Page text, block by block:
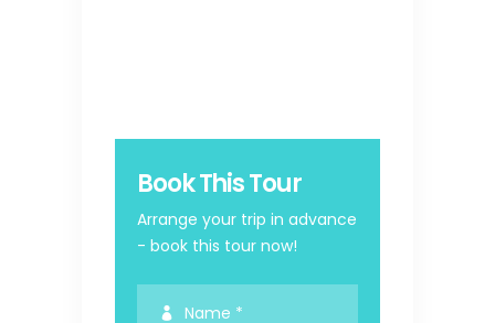
Book This Tour
Arrange your trip in advance
- book this tour now!